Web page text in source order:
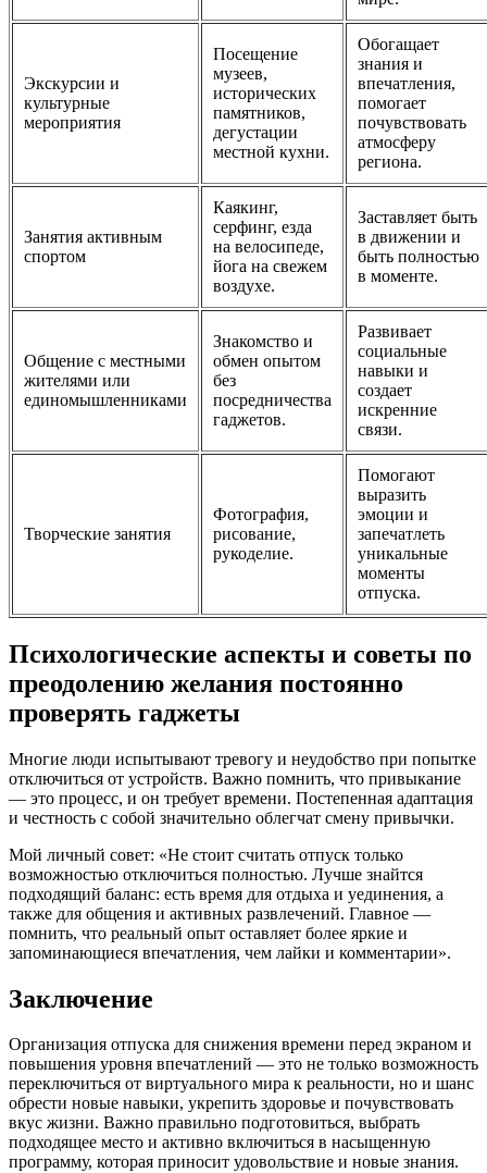
Экскурсии и
культурные
мероприятия
Посещение
музеев,
исторических
памятников,
дегустации
местной кухни.
Обогащает
знания и
впечатления,
помогает
почувствовать
атмосферу
региона.
Занятия активным
спортом
Каякинг,
серфинг, езда
на велосипеде,
йога на свежем
воздухе.
Заставляет быть
в движении и
быть полностью
в моменте.
Общение с местными
жителями или
единомышленниками
Знакомство и
обмен опытом
без
посредничества
гаджетов.
Развивает
социальные
навыки и
создает
искренние
связи.
Творческие занятия
Фотография,
рисование,
рукоделие.
Помогают
выразить
эмоции и
запечатлеть
уникальные
моменты
отпуска.
Психологические аспекты и советы по
преодолению желания постоянно
проверять гаджеты
Многие люди испытывают тревогу и неудобство при попытке
отключиться от устройств. Важно помнить, что привыкание
— это процесс, и он требует времени. Постепенная адаптация
и честность с собой значительно облегчат смену привычки.
Мой личный совет: «Не стоит считать отпуск только
возможностью отключиться полностью. Лучше знайтся
подходящий баланс: есть время для отдыха и уединения, а
также для общения и активных развлечений. Главное —
помнить, что реальный опыт оставляет более яркие и
запоминающиеся впечатления, чем лайки и комментарии».
Заключение
Организация отпуска для снижения времени перед экраном и
повышения уровня впечатлений — это не только возможность
переключиться от виртуального мира к реальности, но и шанс
обрести новые навыки, укрепить здоровье и почувствовать
вкус жизни. Важно правильно подготовиться, выбрать
подходящее место и активно включиться в насыщенную
программу, которая приносит удовольствие и новые знания.